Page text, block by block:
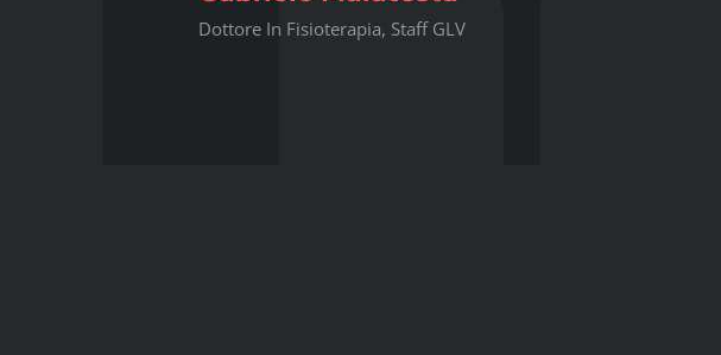
Dottore In Fisioterapia, Staff GLV